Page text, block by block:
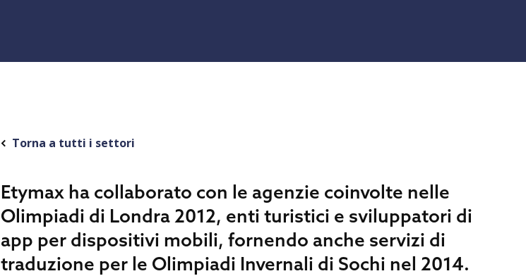
Torna a tutti i settori
Etymax ha collaborato con le agenzie coinvolte nelle
Olimpiadi di Londra 2012, enti turistici e sviluppatori di
app per dispositivi mobili, fornendo anche servizi di
traduzione per le Olimpiadi Invernali di Sochi nel 2014.